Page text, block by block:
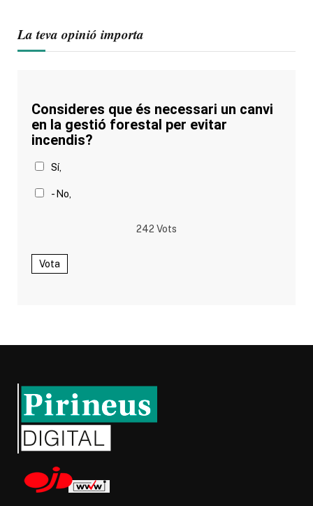
La teva opinió importa
Consideres que és necessari un canvi
en la gestió forestal per evitar
incendis?
Sí,
- No,
242 Vots
Vota